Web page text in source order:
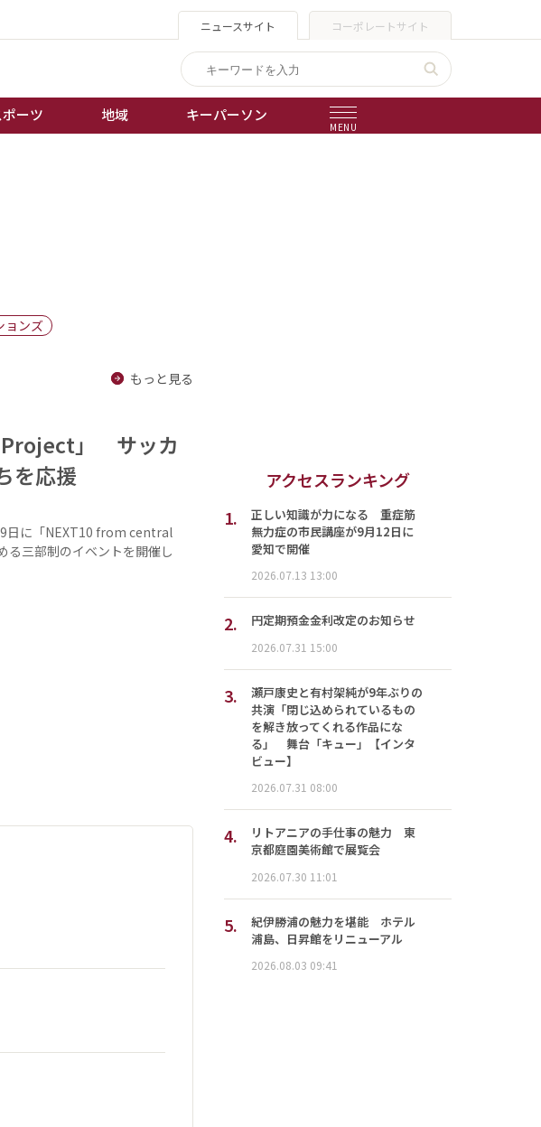
ニュースサイト コーポレートサイト
ポーツ 地域 キーパーソン
MENU
戦
ョンズ
もっと見る
Project」 サッカ
を応援
に「NEXT10 from central
三部制のイベントを開催し
アクセスランキング
1.
正しい知識が力になる 重症筋
無力症の市民講座が9月12日に
愛知で開催
2026.07.13 13:00
2. 円定期預金金利改定のお知らせ
2026.07.31 15:00
3.
瀬戸康史と有村架純が9年ぶりの
共演「閉じ込められているもの
を解き放ってくれる作品にな
る」 舞台「キュー」【インタ
ビュー】
2026.07.31 08:00
4.
リトアニアの手仕事の魅力 東
京都庭園美術館で展覧会
2026.07.30 11:01
5.
紀伊勝浦の魅力を堪能 ホテル
浦島、日昇館をリニューアル
2026.08.03 09:41